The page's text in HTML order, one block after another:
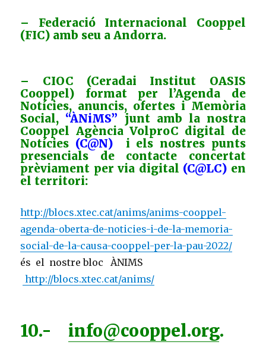
– Federació Internacional Cooppel
(FIC) amb seu a Andorra.
– CIOC (Ceradai Institut OASIS
Cooppel) format per l’Agenda de
Notícies, anuncis, ofertes i Memòria
Social, “ÀNiMS” junt amb la nostra
Cooppel Agència VolproC digital de
Notícies (C@N) i els nostres punts
presencials de contacte concertat
prèviament per via digital (C@LC) en
el territori:
http://blocs.xtec.cat/anims/anims-cooppel-
agenda-oberta-de-noticies-i-de-la-memoria-
social-de-la-causa-cooppel-per-la-pau-2022/
és el nostre bloc ÀNIMS
http://blocs.xtec.cat/anims/
10.- info@cooppel.org.